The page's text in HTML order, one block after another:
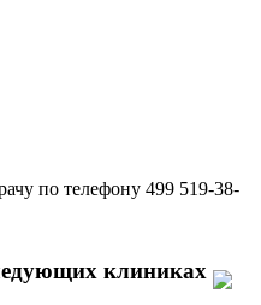
по телефону 499 519-38-
клиниках